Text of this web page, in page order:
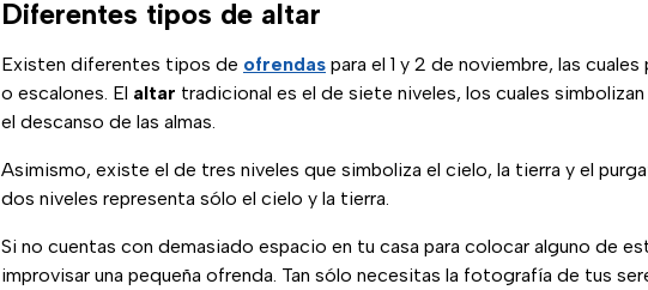
Diferentes tipos de altar
Existen diferentes tipos de ofrendas para el 1 y 2 de noviembre, las
o escalones. El altar tradicional es el de siete niveles, los cuales
el descanso de las almas.
Asimismo, existe el de tres niveles que simboliza el cielo, la tierra y el
dos niveles representa sólo el cielo y la tierra.
Si no cuentas con demasiado espacio en tu casa para colocar alguno de
improvisar una pequeña ofrenda. Tan sólo necesitas la fotografía de tus